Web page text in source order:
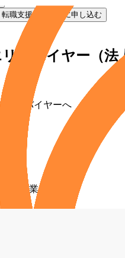
転職支援サービスに申し込む
リーバイヤー（
リーバイヤーへ
定残業代含む）